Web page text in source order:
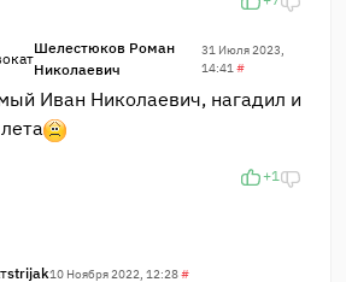
Шелестюков Роман
Николаевич
31 Июля 2023,
14:41#
Иван Николаевич, нагадил и
+1
strijak10 Ноября 2022, 12:28#